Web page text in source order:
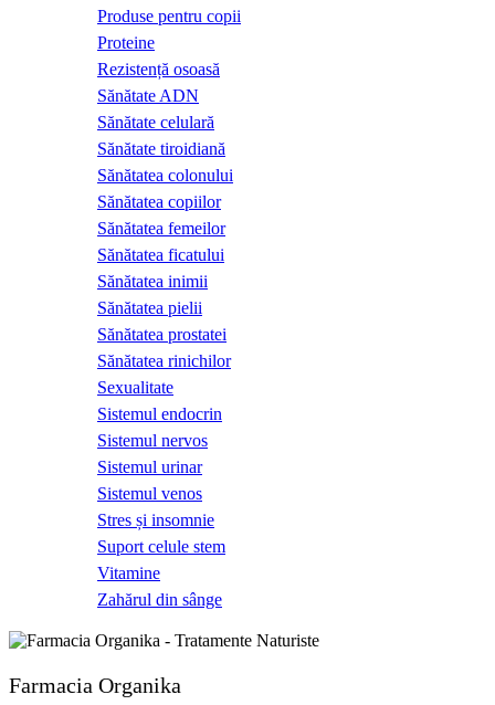
Produse pentru copii
Proteine
Rezistență osoasă
Sănătate ADN
Sănătate celulară
Sănătate tiroidiană
Sănătatea colonului
Sănătatea copiilor
Sănătatea femeilor
Sănătatea ficatului
Sănătatea inimii
Sănătatea pielii
Sănătatea prostatei
Sănătatea rinichilor
Sexualitate
Sistemul endocrin
Sistemul nervos
Sistemul urinar
Sistemul venos
Stres și insomnie
Suport celule stem
Vitamine
Zahărul din sânge
Farmacia Organika